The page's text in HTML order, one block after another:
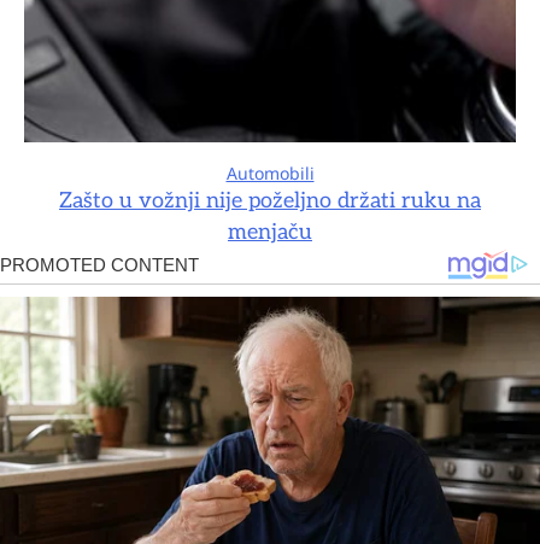
Automobili
Zašto u vožnji nije poželjno držati ruku na
menjaču